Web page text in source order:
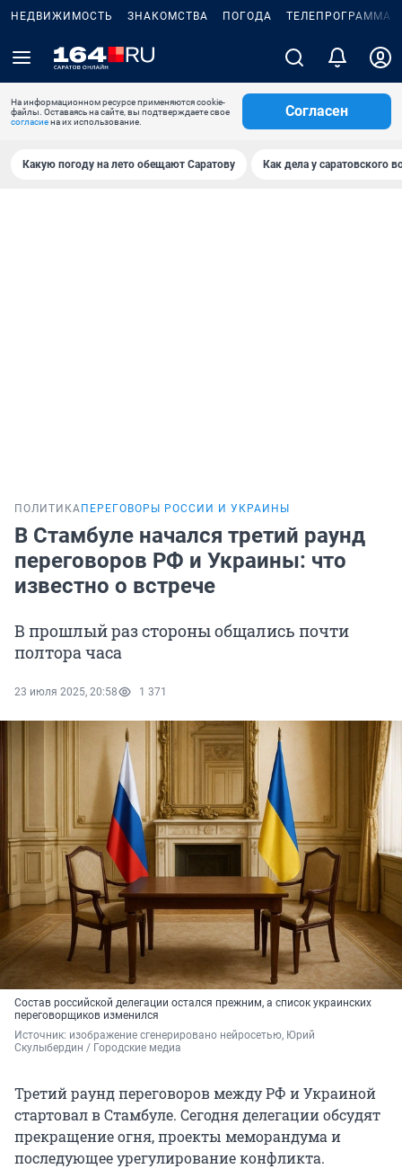
НЕДВИЖИМОСТЬ ЗНАКОМСТВА ПОГОДА ТЕЛЕПРОГРАММА
На информационном ресурсе применяются cookie-
файлы. Оставаясь на сайте, вы подтверждаете свое
согласиена их использование.
Согласен
Какую погоду на лето обещают Саратову Как дела у саратовского
ПОЛИТИКА ПЕРЕГОВОРЫ РОССИИ И УКРАИНЫ
В Стамбуле начался третий раунд
переговоров РФ и Украины: что
известно о встрече
В прошлый раз стороны общались почти
полтора часа
23 июля 2025, 20:58 1 371
Состав российской делегации остался прежним, а список украинских
переговорщиков изменился
Источник: изображение сгенерировано нейросетью, Юрий
Скулыбердин / Городские медиа
Третий раунд переговоров между РФ и Украиной
стартовал в Стамбуле. Сегодня делегации обсудят
прекращение огня, проекты меморандума и
последующее урегулирование конфликта.